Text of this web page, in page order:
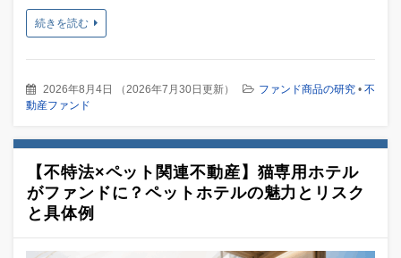
続きを読む
2026年8月4日 （2026年7月30日更新） ファンド商品の研究 • 不
動産ファンド
【不特法×ペット関連不動産】猫専用ホテル
がファンドに？ペットホテルの魅力とリスク
と具体例